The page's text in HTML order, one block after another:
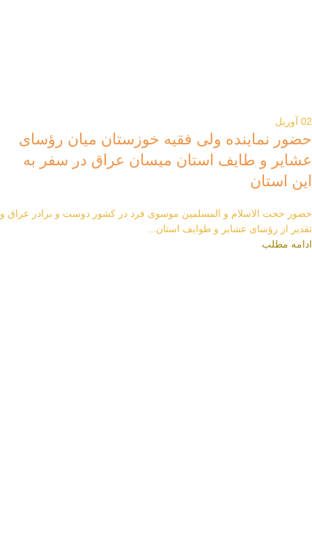
02 آوریل
حضور نماینده ولی فقیه خوزستان میان رؤسای
عشایر و طایف استان میسان عراق در سفر به
این استان
حضور حجت الاسلام و المسلمین موسوی فرد در کشور دوست و برادر عراق و
تقدیر از رؤسای عشایر و طوایف استان...
ادامه مطلب